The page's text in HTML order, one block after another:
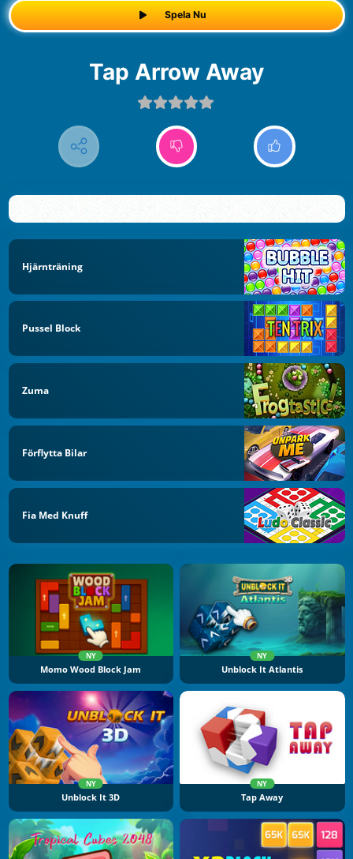
Spela Nu
Tap Arrow Away
Hjärnträning
Pussel Block
Zuma
Förflytta Bilar
Fia Med Knuff
NY
Momo Wood Block Jam
NY
Unblock It Atlantis
NY
Unblock It 3D
NY
Tap Away